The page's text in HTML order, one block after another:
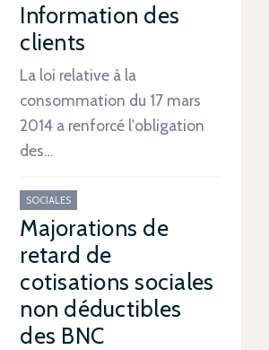
Information des
clients
La loi relative à la
consommation du 17 mars
2014 a renforcé l'obligation
des…
SOCIALES
Majorations de
retard de
cotisations sociales
non déductibles
des BNC